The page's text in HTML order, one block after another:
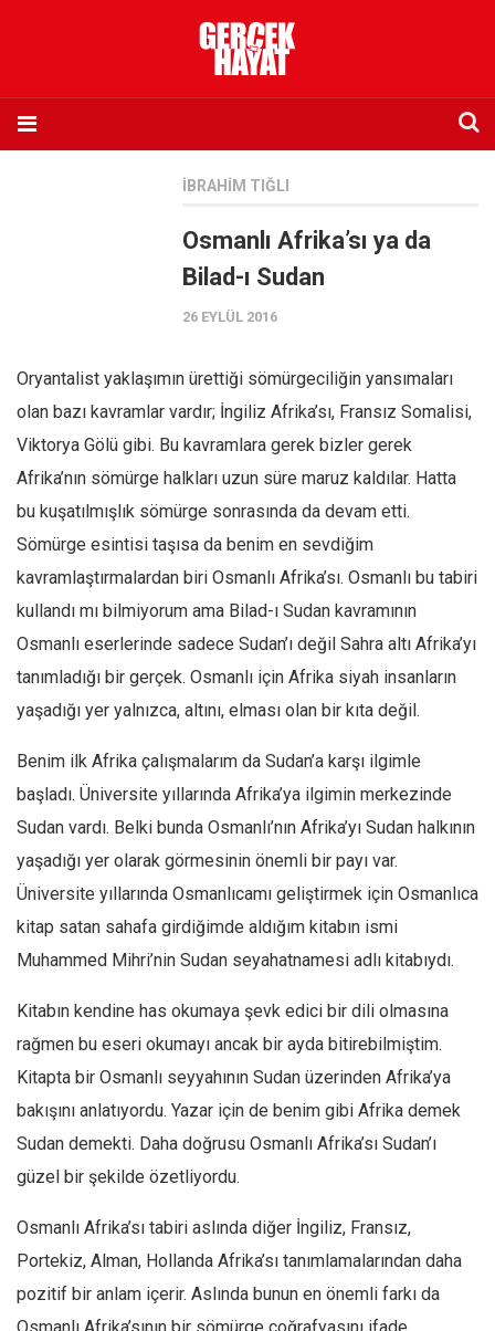
Abone olmak istiyorum
Sosyal Medya
Twitter
Facebook
Instagram
YouTube
Editörden
Yvonne Ridley
Barış Tarımcıoğlu
Hasanali Yıldırım
Leyla Şerif Emin
Amina S. Jenenkovic
Bağdagül Öz
Esra Elönü
Tüm Sayılar
İBRAHIM TIĞLI
Osmanlı Afrika’sı ya da
Bilad-ı Sudan
26 EYLÜL 2016
Oryantalist yaklaşımın ürettiği sömürgeciliğin yansımaları
olan bazı kavramlar vardır; İngiliz Afrika’sı, Fransız Somalisi,
Viktorya Gölü gibi. Bu kavramlara gerek bizler gerek
Afrika’nın sömürge halkları uzun süre maruz kaldılar. Hatta
bu kuşatılmışlık sömürge sonrasında da devam etti.
Sömürge esintisi taşısa da benim en sevdiğim
kavramlaştırmalardan biri Osmanlı Afrika’sı. Osmanlı bu tabiri
kullandı mı bilmiyorum ama Bilad-ı Sudan kavramının
Osmanlı eserlerinde sadece Sudan’ı değil Sahra altı Afrika’yı
tanımladığı bir gerçek. Osmanlı için Afrika siyah insanların
yaşadığı yer yalnızca, altını, elması olan bir kıta değil.
Benim ilk Afrika çalışmalarım da Sudan’a karşı ilgimle
başladı. Üniversite yıllarında Afrika’ya ilgimin merkezinde
Sudan vardı. Belki bunda Osmanlı’nın Afrika’yı Sudan halkının
yaşadığı yer olarak görmesinin önemli bir payı var.
Üniversite yıllarında Osmanlıcamı geliştirmek için Osmanlıca
kitap satan sahafa girdiğimde aldığım kitabın ismi
Muhammed Mihri’nin Sudan seyahatnamesi adlı kitabıydı.
Kitabın kendine has okumaya şevk edici bir dili olmasına
rağmen bu eseri okumayı ancak bir ayda bitirebilmiştim.
Kitapta bir Osmanlı seyyahının Sudan üzerinden Afrika’ya
bakışını anlatıyordu. Yazar için de benim gibi Afrika demek
Sudan demekti. Daha doğrusu Osmanlı Afrika’sı Sudan’ı
güzel bir şekilde özetliyordu.
Osmanlı Afrika’sı tabiri aslında diğer İngiliz, Fransız,
Portekiz, Alman, Hollanda Afrika’sı tanımlamalarından daha
pozitif bir anlam içerir. Aslında bunun en önemli farkı da